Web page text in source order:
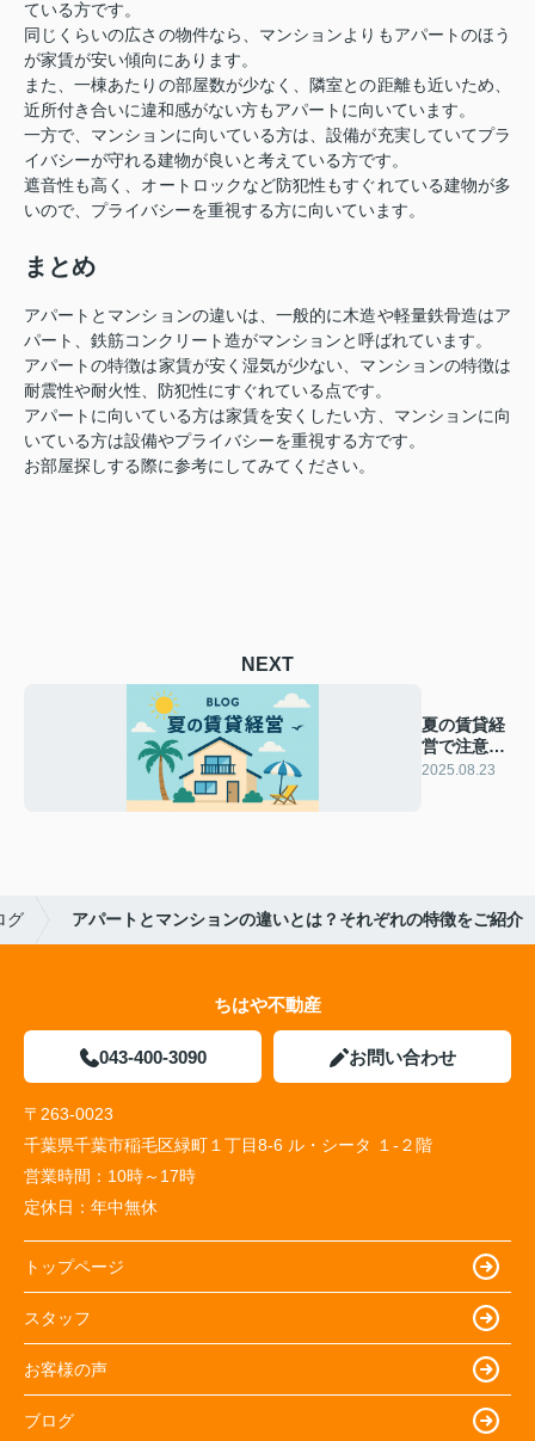
ている方です。
同じくらいの広さの物件なら、マンションよりもアパートのほう
が家賃が安い傾向にあります。
また、一棟あたりの部屋数が少なく、隣室との距離も近いため、
近所付き合いに違和感がない方もアパートに向いています。
一方で、マンションに向いている方は、設備が充実していてプラ
イバシーが守れる建物が良いと考えている方です。
遮音性も高く、オートロックなど防犯性もすぐれている建物が多
いので、プライバシーを重視する方に向いています。
まとめ
アパートとマンションの違いは、一般的に木造や軽量鉄骨造はア
パート、鉄筋コンクリート造がマンションと呼ばれています。
アパートの特徴は家賃が安く湿気が少ない、マンションの特徴は
耐震性や耐火性、防犯性にすぐれている点です。
アパートに向いている方は家賃を安くしたい方、マンションに向
いている方は設備やプライバシーを重視する方です。
お部屋探しする際に参考にしてみてください。
NEXT
夏の賃貸経
営で注意す
るポイン
2025.08.23
グ アパートとマンションの違いとは？それぞれの特徴をご紹介
ちはや不動産
043-400-3090 お問い合わせ
〒263-0023
千葉県千葉市稲毛区緑町１丁目8-6 ル・シータ １-２階
営業時間： 10時～17時
定休日： 年中無休
トップページ
スタッフ
お客様の声
ブログ